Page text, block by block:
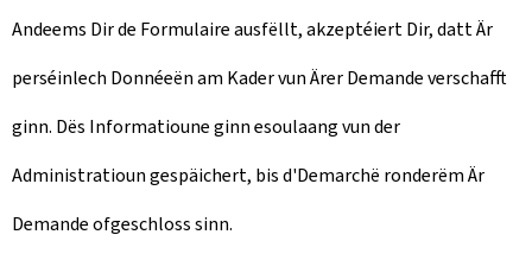
Andeems Dir de Formulaire ausfëllt, akzeptéiert Dir, datt Är
perséinlech Donnéeën am Kader vun Ärer Demande verschafft
ginn. Dës Informatioune ginn esoulaang vun der
Administratioun gespäichert, bis d'Demarchë ronderëm Är
Demande ofgeschloss sinn.